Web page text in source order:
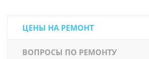
ЦЕНЫ НА РЕМОНТ
ВОПРОСЫ ПО РЕМОНТУ